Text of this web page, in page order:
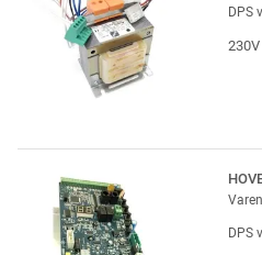
DPS
DPS